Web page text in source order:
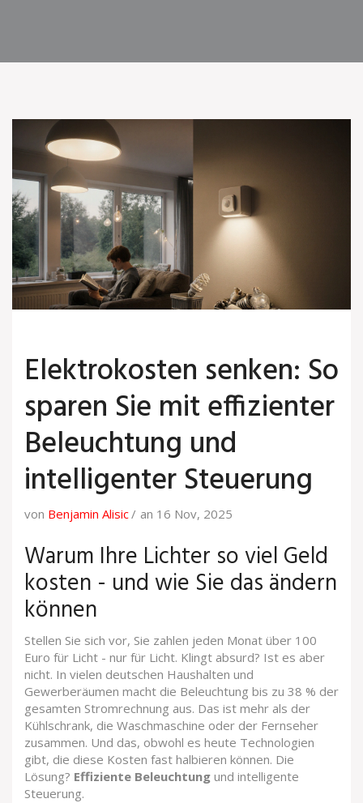
Elektrokosten senken: So
sparen Sie mit effizienter
Beleuchtung und
intelligenter Steuerung
von Benjamin Alisic an 16 Nov, 2025
Warum Ihre Lichter so viel Geld
kosten - und wie Sie das ändern
können
Stellen Sie sich vor, Sie zahlen jeden Monat über 100
Euro für Licht - nur für Licht. Klingt absurd? Ist es aber
nicht. In vielen deutschen Haushalten und
Gewerberäumen macht die Beleuchtung bis zu 38 % der
gesamten Stromrechnung aus. Das ist mehr als der
Kühlschrank, die Waschmaschine oder der Fernseher
zusammen. Und das, obwohl es heute Technologien
gibt, die diese Kosten fast halbieren können. Die
Lösung? Effiziente Beleuchtung und intelligente
Steuerung.